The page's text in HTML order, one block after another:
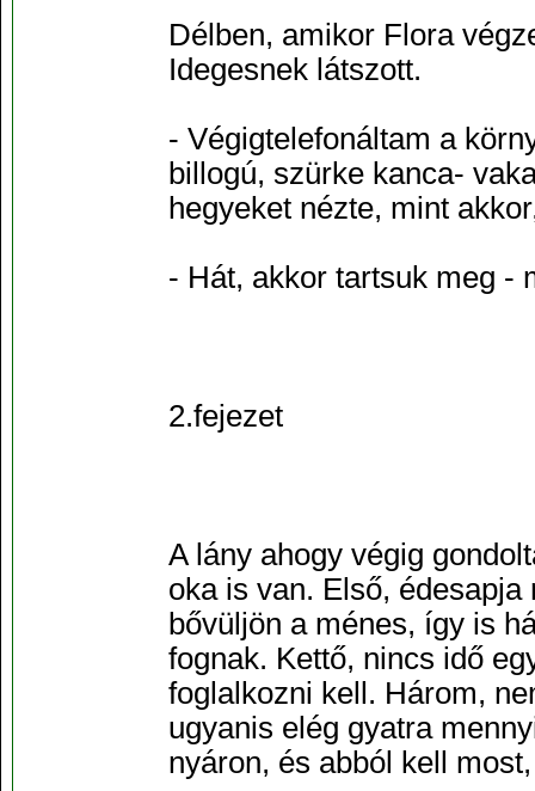
Délben, amikor Flora
Idegesnek látszott.
- Végigtelefonáltam a
billogú, szürke kanca-
hegyeket nézte, mint
- Hát, akkor tartsuk meg -
2.fejezet
A lány ahogy végig
oka is van. Első,
bővüljön a ménes, így is
fognak. Kettő, nincs idő
foglalkozni kell. Három,
ugyanis elég gyatra
nyáron, és abból kell